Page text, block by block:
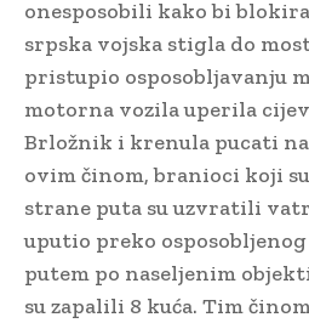
onesposobili kako bi
srpska vojska stigla do
pristupio osposobljavanju
motorna vozila uperila
Brložnik i krenula pucati
ovim činom, branioci koji
strane puta su uzvratili
uputio preko
putem po naseljenim
su zapalili 8 kuća. Tim